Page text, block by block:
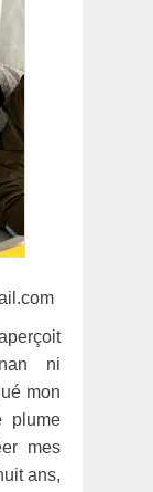
ni
mon
plume
mes
ans,